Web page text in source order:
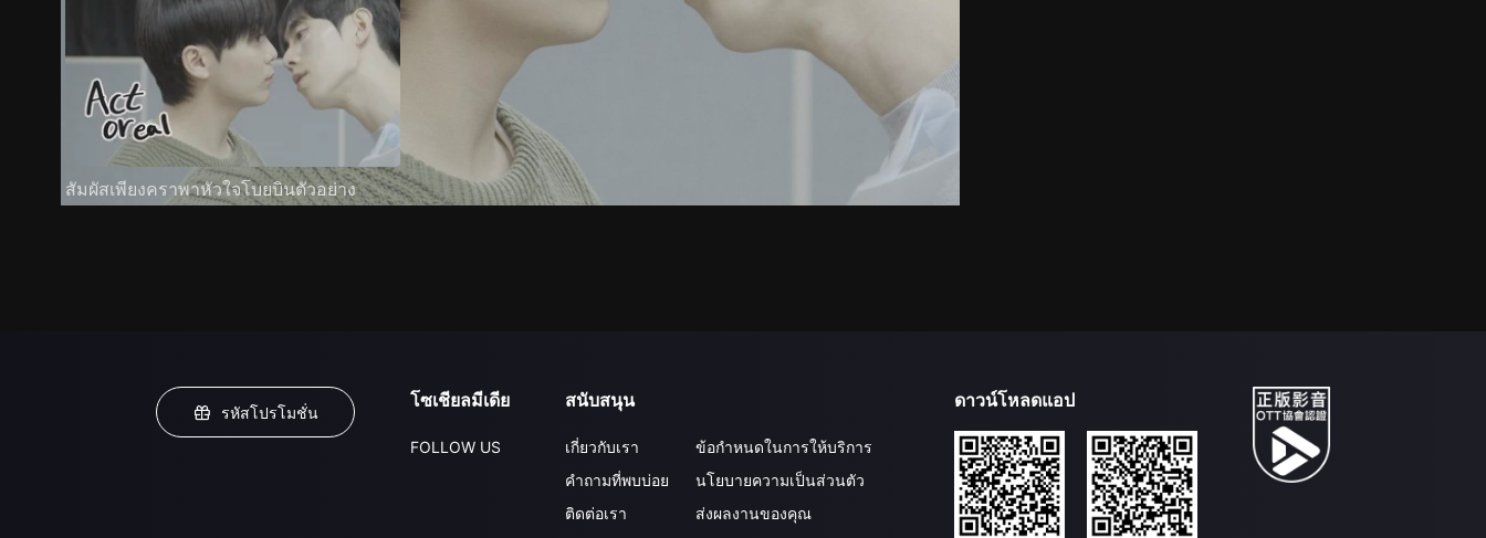
สัมผัสเพียงคราพาหัวใจโบยบินตัวอย่าง
รหัสโปรโมชั่น
โซเชียลมีเดีย
FOLLOW US
สนับสนุน
เกี่ยวกับเรา
คำถามที่พบบ่อย
ติดต่อเรา
ข้อกำหนดในการให้บริการ
นโยบายความเป็นส่วนตัว
ส่งผลงานของคุณ
ดาวน์โหลดแอป